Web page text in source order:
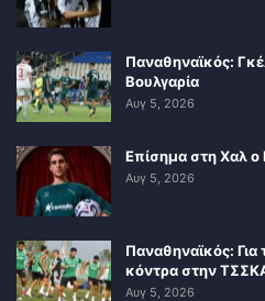
Παναθηναϊκός:
Βουλγαρία
Αυγ 5, 2026
Επίσημα στη Χαλ
Αυγ 5, 2026
Παναθηναϊκός:
κόντρα στην
Αυγ 5, 2026